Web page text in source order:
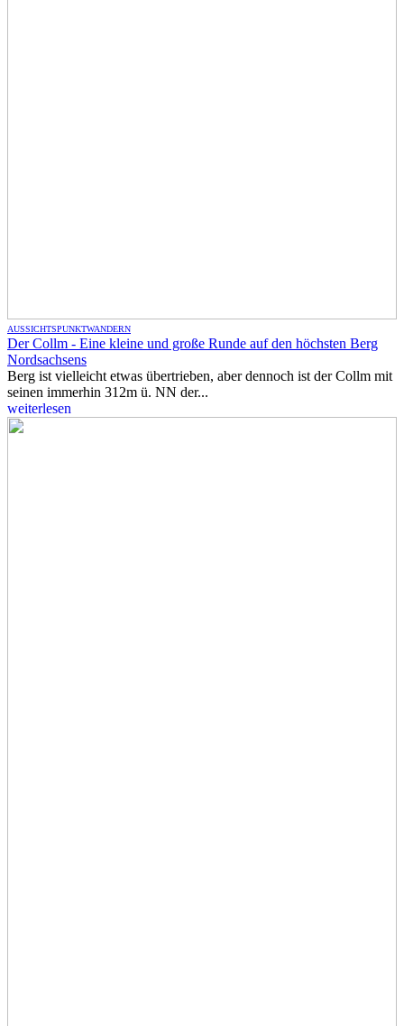
AUSSICHTSPUNKTWANDERN
Der Collm - Eine kleine und große Runde auf den höchsten Berg
Nordsachsens
Berg ist vielleicht etwas übertrieben, aber dennoch ist der Collm mit
seinen immerhin 312m ü. NN der...
weiterlesen